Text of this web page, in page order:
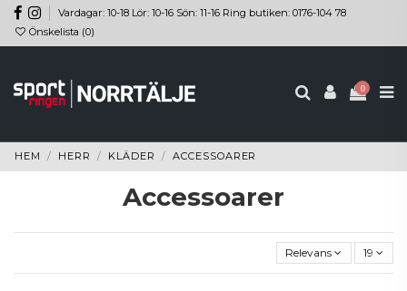
Vardagar: 10-18 Lör: 10-16 Sön: 11-16 Ring butiken: 0176-104 78
Önskelista (0)
0
HEM HERR KLÄDER ACCESSOARER
Accessoarer
Relevans 19